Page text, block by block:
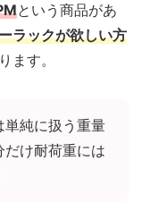
という商品があ
ラックが欲しい方
ます。
単純に扱う重量
だけ耐荷重には